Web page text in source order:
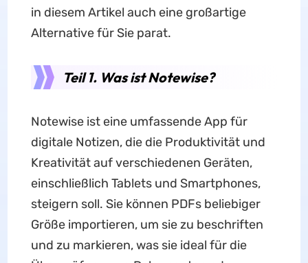
in diesem Artikel auch eine großartige
Alternative für Sie parat.
Teil 1. Was ist Notewise?
Notewise ist eine umfassende App für
digitale Notizen, die die Produktivität und
Kreativität auf verschiedenen Geräten,
einschließlich Tablets und Smartphones,
steigern soll. Sie können PDFs beliebiger
Größe importieren, um sie zu beschriften
und zu markieren, was sie ideal für die